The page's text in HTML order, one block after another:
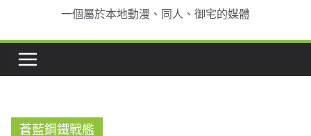
一個屬於本地動漫、同人、御宅的媒體
蒼藍鋼鐵戰艦